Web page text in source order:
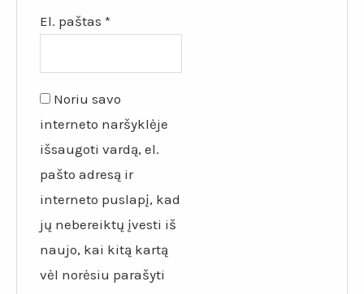
El. paštas*
Noriu savo
interneto naršyklėje
išsaugoti vardą, el.
pašto adresą ir
interneto puslapį, kad
jų nebereiktų įvesti iš
naujo, kai kitą kartą
vėl norėsiu parašyti